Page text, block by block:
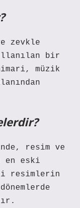
zevkle
bir
müzik
resim ve
en eski
resimlerin